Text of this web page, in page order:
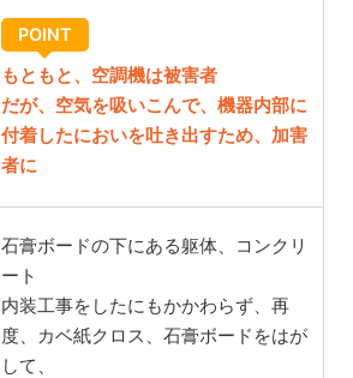
POINT
もともと、空調機は被害者
だが、空気を吸いこんで、機器内部に
付着したにおいを吐き出すため、加害
者に
石膏ボードの下にある躯体、コンクリ
ート
内装工事をしたにもかかわらず、再
度、カベ紙クロス、石膏ボードをはが
して、